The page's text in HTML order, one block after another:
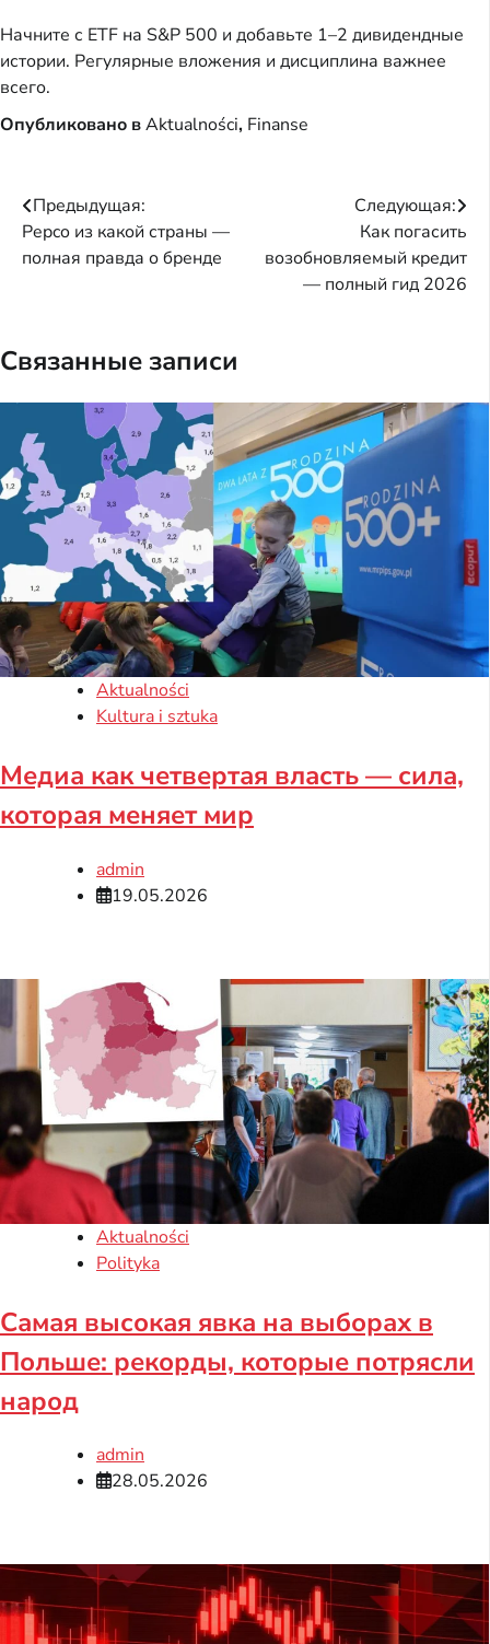
Начните с ETF на S&P 500 и добавьте 1–2 дивидендные
истории. Регулярные вложения и дисциплина важнее
всего.
Опубликовано вAktualności, Finanse
Навигация
по
Предыдущая:
Pepco из какой страны —
полная правда о бренде
Следующая:
Как погасить
возобновляемый кредит
— полный гид 2026
Связанные записи
Aktualności
Kultura i sztuka
Медиа как четвертая власть — сила,
которая меняет мир
admin
19.05.2026
Aktualności
Polityka
Самая высокая явка на выборах в
Польше: рекорды, которые потрясли
народ
admin
28.05.2026